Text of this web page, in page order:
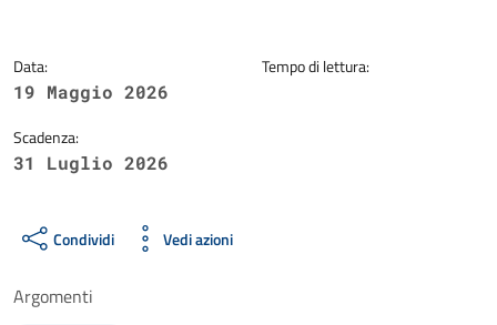
Data:
19 Maggio 2026
Scadenza:
31 Luglio 2026
Tempo di lettura:
Condividi Vedi azioni
Argomenti